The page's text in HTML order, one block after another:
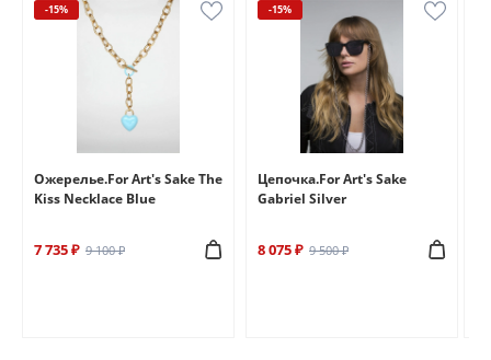
-15%
Ожерелье.For Art's Sake The
Kiss Necklace Blue
7 735 ₽ 9 100 ₽
-15%
Цепочка.For Art's Sake
Gabriel Silver
8 075 ₽ 9 500 ₽